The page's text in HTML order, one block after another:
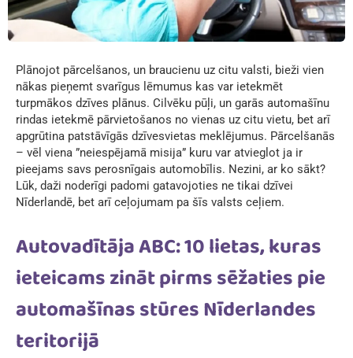
Plānojot pārcelšanos, un braucienu uz citu valsti, bieži vien
nākas pieņemt svarīgus lēmumus kas var ietekmēt
turpmākos dzīves plānus. Cilvēku pūļi, un garās automašīnu
rindas ietekmē pārvietošanos no vienas uz citu vietu, bet arī
apgrūtina patstāvīgās dzīvesvietas meklējumus. Pārcelšanās
– vēl viena ”neiespējamā misija” kuru var atvieglot ja ir
pieejams savs perosnīgais automobīlis. Nezini, ar ko sākt?
Lūk, daži noderīgi padomi gatavojoties ne tikai dzīvei
Nīderlandē, bet arī ceļojumam pa šīs valsts ceļiem.
Autovadītāja ABC: 10 lietas, kuras
ieteicams zināt pirms sēžaties pie
automašīnas stūresNīderlandes
teritorijā